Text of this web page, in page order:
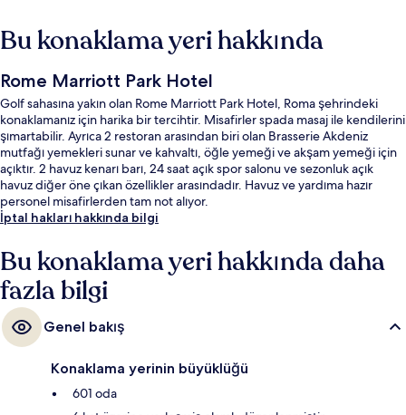
Bu konaklama yeri hakkında
Rome Marriott Park Hotel
Golf sahasına yakın olan Rome Marriott Park Hotel, Roma şehrindeki
konaklamanız için harika bir tercihtir. Misafirler spada masaj ile kendilerini
şımartabilir. Ayrıca 2 restoran arasından biri olan Brasserie Akdeniz
mutfağı yemekleri sunar ve kahvaltı, öğle yemeği ve akşam yemeği için
açıktır. 2 havuz kenarı barı, 24 saat açık spor salonu ve sezonluk açık
havuz diğer öne çıkan özellikler arasındadır. Havuz ve yardıma hazır
personel misafirlerden tam not alıyor.
İptal hakları hakkında bilgi
Bu konaklama yeri hakkında daha
fazla bilgi
Genel bakış
Konaklama yerinin büyüklüğü
601 oda